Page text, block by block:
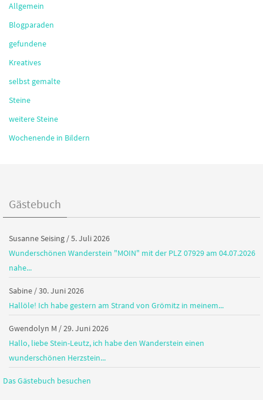
Allgemein
Blogparaden
gefundene
Kreatives
selbst gemalte
Steine
weitere Steine
Wochenende in Bildern
Gästebuch
Susanne Seising /5. Juli 2026
Wunderschönen Wanderstein "MOIN" mit der PLZ 07929 am 04.07.2026
nahe...
Sabine /30. Juni 2026
Hallöle! Ich habe gestern am Strand von Grömitz in meinem...
Gwendolyn M /29. Juni 2026
Hallo, liebe Stein-Leutz, ich habe den Wanderstein einen
wunderschönen Herzstein...
Das Gästebuch besuchen